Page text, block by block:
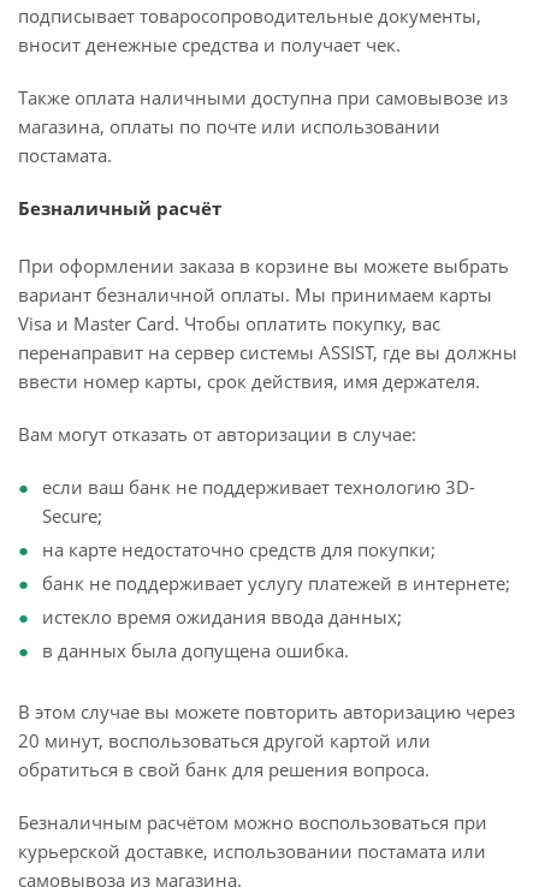
подписывает товаросопроводительные документы,
вносит денежные средства и получает чек.
Также оплата наличными доступна при самовывозе из
магазина, оплаты по почте или использовании
постамата.
Безналичный расчёт
При оформлении заказа в корзине вы можете выбрать
вариант безналичной оплаты. Мы принимаем карты
Visa и Master Card. Чтобы оплатить покупку, вас
перенаправит на сервер системы ASSIST, где вы должны
ввести номер карты, срок действия, имя держателя.
Вам могут отказать от авторизации в случае:
если ваш банк не поддерживает технологию 3D-
Secure;
на карте недостаточно средств для покупки;
банк не поддерживает услугу платежей в интернете;
истекло время ожидания ввода данных;
в данных была допущена ошибка.
В этом случае вы можете повторить авторизацию через
20 минут, воспользоваться другой картой или
обратиться в свой банк для решения вопроса.
Безналичным расчётом можно воспользоваться при
курьерской доставке, использовании постамата или
самовывоза из магазина.